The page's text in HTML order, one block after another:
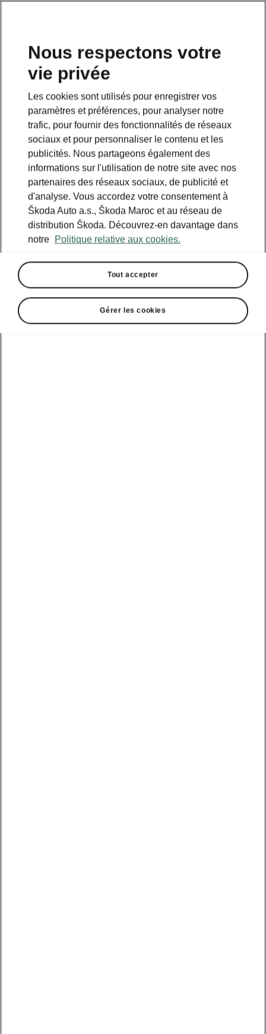
Nous respectons votre
vie privée
Les cookies sont utilisés pour enregistrer vos
paramètres et préférences, pour analyser notre
trafic, pour fournir des fonctionnalités de réseaux
sociaux et pour personnaliser le contenu et les
publicités. Nous partageons également des
informations sur l'utilisation de notre site avec nos
partenaires des réseaux sociaux, de publicité et
d'analyse. Vous accordez votre consentement à
Škoda Auto a.s., Škoda Maroc et au réseau de
distribution Škoda. Découvrez-en davantage dans
notre Politique relative aux cookies.
Tout accepter
Gérer les cookies